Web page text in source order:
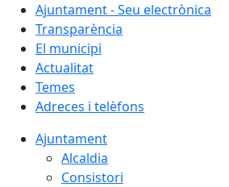
Ajuntament - Seu electrònica
Transparència
El municipi
Actualitat
Temes
Adreces i telèfons
Ajuntament
Alcaldia
Consistori